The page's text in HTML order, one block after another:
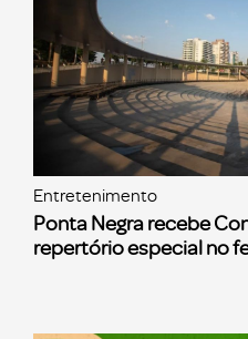
Entretenimento
Ponta Negra recebe
repertório especial no